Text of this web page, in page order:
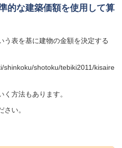
的な建築価額を使用して算
う表を基に建物の金額を決定する
shinkoku/shotoku/tebiki2011/kisaire
方法もあります。
い。